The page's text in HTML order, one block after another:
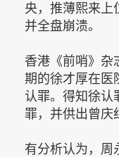
央，推薄熙来上
并全盘崩溃。
香港《前哨》杂
期的徐才厚在医
认罪。得知徐认
罪，并供出曾庆
有分析认为，周